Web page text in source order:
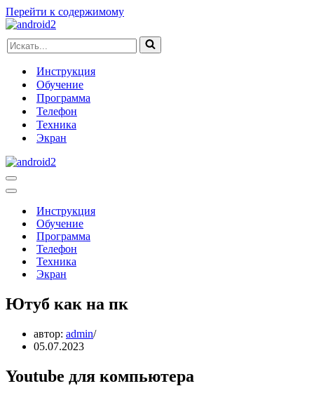
Перейти к содержимому
Искать...
Инструкция
Обучение
Программа
Телефон
Техника
Экран
Меню
навигации
Меню
навигацииИнструкция
Обучение
Программа
Телефон
Техника
Экран
Ютуб как на пк
автор: admin
05.07.2023
Youtube для компьютера